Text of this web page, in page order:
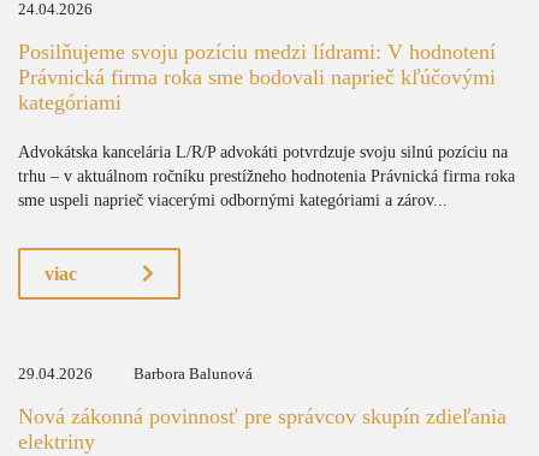
24.04.2026
Posilňujeme svoju pozíciu medzi lídrami: V hodnotení
Právnická firma roka sme bodovali naprieč kľúčovými
kategóriami
Advokátska kancelária L/R/P advokáti potvrdzuje svoju silnú pozíciu na
trhu – v aktuálnom ročníku prestížneho hodnotenia Právnická firma roka
sme uspeli naprieč viacerými odbornými kategóriami a zárov...
viac
29.04.2026 Barbora Balunová
Nová zákonná povinnosť pre správcov skupín zdieľania
elektriny